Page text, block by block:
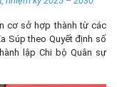
cơ sở hợp thành từ các
Súp theo Quyết định số
lập Chi bộ Quân sự